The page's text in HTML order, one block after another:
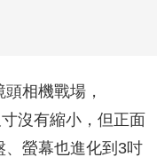
相機戰場，
沒有縮小，但正面
、螢幕也進化到3吋